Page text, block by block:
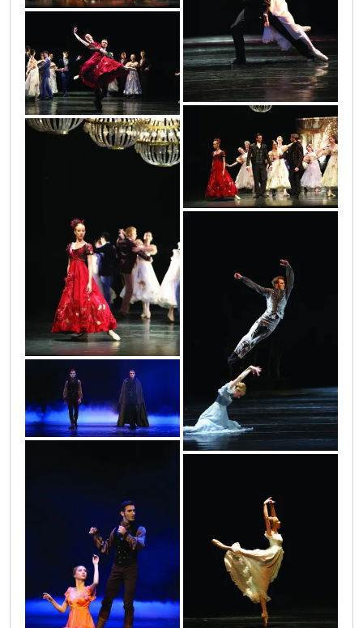
img_1149
img_1161
img_1160
img_0864
img_1100
img_1077
img_0786